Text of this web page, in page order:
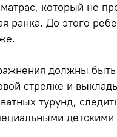
который не
До этого
должны быть
стрелке и
турунд,